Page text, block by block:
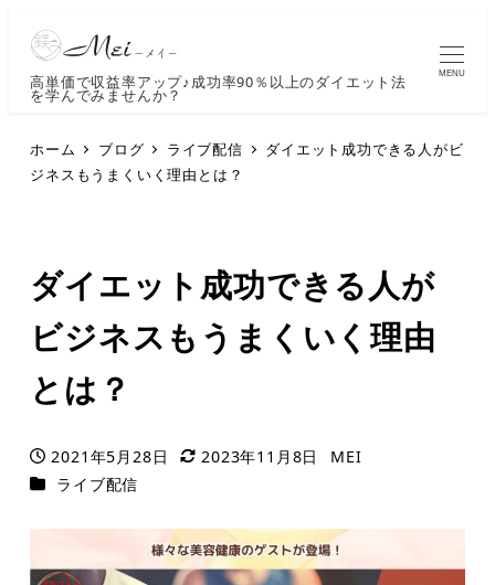
高単価で収益率アップ♪成功率90％以上のダイエット法
を学んでみませんか？
MENU
ホーム ブログ ライブ配信
ダイエット成功できる人がビ
ジネスもうまくいく理由とは？
ダイエット成功できる人が
ビジネスもうまくいく理由
とは？
投稿日
2021年5月28日
更新日
2023年11月8日
著
MEI
カテゴリー
ライブ配信